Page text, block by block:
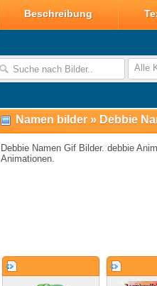
Beschreibung
Alle
Namen bilder » Debbie
Debbie Namen Gif Bilder. debbie
Animationen.